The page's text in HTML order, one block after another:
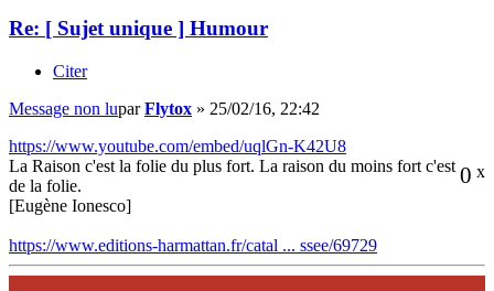
Re: [ Sujet unique ] Humour
Citer
Message non luparFlytox » 25/02/16, 22:42
https://www.youtube.com/embed/uqlGn-K42U8
0 x
La Raison c'est la folie du plus fort. La raison du moins fort c'est
de la folie.
[Eugène Ionesco]
https://www.editions-harmattan.fr/catal ... ssee/69729